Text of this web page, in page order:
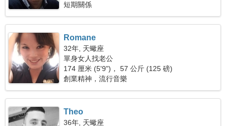
短期關係
Romane
32年, 天蠍座
單身女人找老公
174 厘米 (5'9")， 57 公斤 (125 磅)
創業精神，流行音樂
Theo
36年, 天蠍座